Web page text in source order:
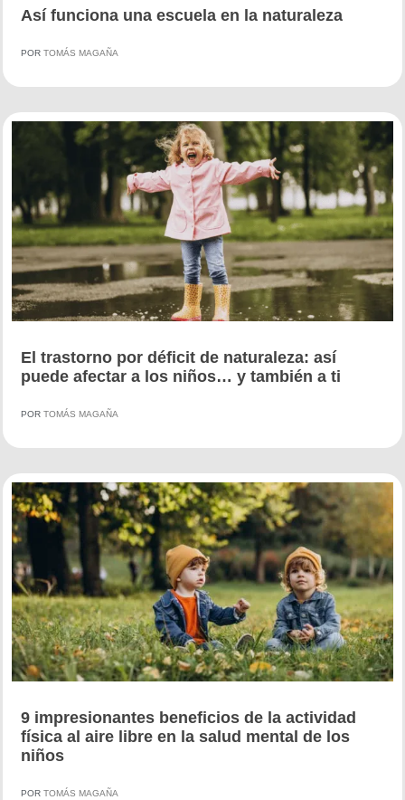
Así funciona una escuela en la naturaleza
POR TOMÁS MAGAÑA
El trastorno por déficit de naturaleza: así
puede afectar a los niños… y también a ti
POR TOMÁS MAGAÑA
9 impresionantes beneficios de la actividad
física al aire libre en la salud mental de los
niños
POR TOMÁS MAGAÑA